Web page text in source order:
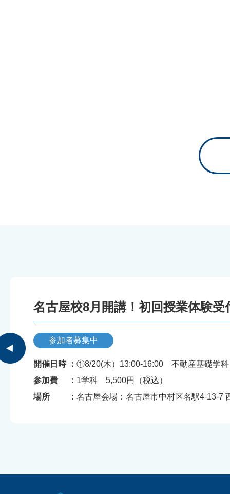
参加者募集中
開催日時 ： ①8/20(木）13:00-16:00 不動産基礎学科 ②8/21(金）
参加費 ： 1学科 5,500円（税込）
場所 ： 名古屋会場：名古屋市中村区名駅4-13-7 西柳パークビル５F